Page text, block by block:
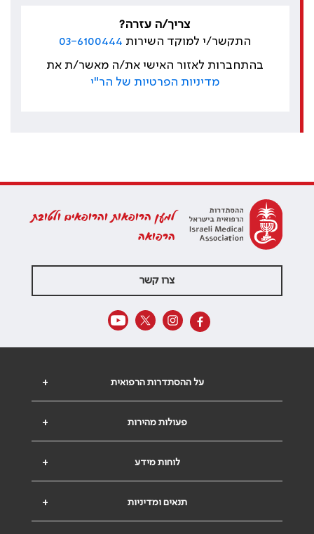
צריך/ה עזרה?
התקשר/י למוקד השירות 03-6100444
בהתחברות לאזור האישי את/ה מאשר/ת את
מדיניות הפרטיות של הר"י
למען הרופאות והרופאים ולטובת
הרפואה
צרו קשר
+ על ההסתדרות הרפואית
+ פעולות מהירות
+ לוחות מידע
+ תנאים ומדיניות